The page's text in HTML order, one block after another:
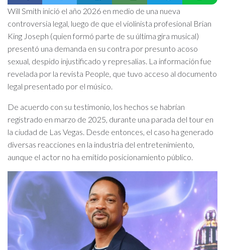
Will Smith inició el año 2026 en medio de una nueva
controversia legal, luego de que el violinista profesional Brian
King Joseph (quien formó parte de su última gira musical)
presentó una demanda en su contra por presunto acoso
sexual, despido injustificado y represalias. La información fue
revelada por la revista People, que tuvo acceso al documento
legal presentado por el músico.
De acuerdo con su testimonio, los hechos se habrían
registrado en marzo de 2025, durante una parada del tour en
la ciudad de Las Vegas. Desde entonces, el caso ha generado
diversas reacciones en la industria del entretenimiento,
aunque el actor no ha emitido posicionamiento público.